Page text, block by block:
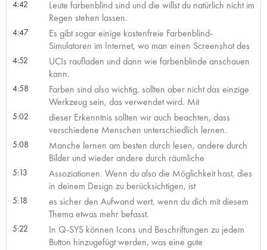
4:42
Leute farbenblind sind und die willst du natürlich nicht im
Regen stehen lassen.
4:47
Es gibt sogar einige kostenfreie Farbenblind-
Simulatoren im Internet, wo man einen Screenshot des
4:52
UCIs raufladen und dann wie farbenblinde anschauen
kann.
4:58
Farben sind also wichtig, sollten aber nicht das einzige
Werkzeug sein, das verwendet wird. Mit
5:02
dieser Erkenntnis sollten wir auch beachten, dass
verschiedene Menschen unterschiedlich lernen.
5:08
Manche lernen am besten durch lesen, andere durch
Bilder und wieder andere durch räumliche
5:13
Assoziationen. Wenn du also die Möglichkeit hast, dies
in deinem Design zu berücksichtigen, ist
5:18
es sicher den Aufwand wert, wenn du dich mit diesem
Thema etwas mehr befasst.
5:22
In Q-SYS können Icons und Beschriftungen zu jedem
Button hinzugefügt werden, was eine gute